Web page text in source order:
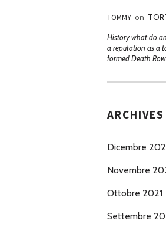
TOMMY on
History what do
a reputation as a
formed Death
ARCHIVES
Dicembre
Novembre
Ottobre 2021
Settembre